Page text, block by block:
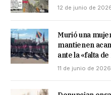
12 de junio de
Murió una
mantienen
ante la «falta
11 de junio de 2026